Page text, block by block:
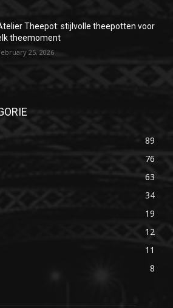
Theepot: stijlvolle theepotten voor
theemoment
25, 2026
89
76
63
34
19
12
11
8